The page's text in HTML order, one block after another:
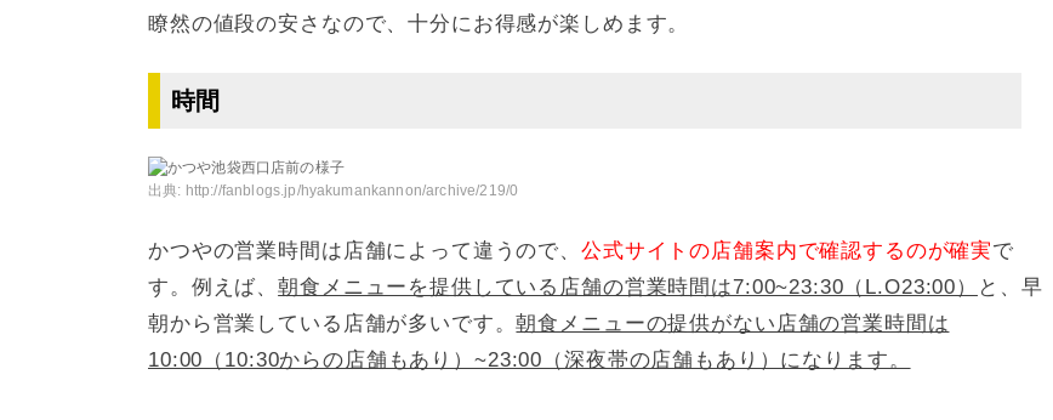
瞭然の値段の安さなので、十分にお得感が楽しめます。
時間
出典: http://fanblogs.jp/hyakumankannon/archive/219/0
かつやの営業時間は店舗によって違うので、 公式サイトの店舗案内で確認するのが確実で
す。例えば、朝食メニューを提供している店舗の営業時間は7:00~23:30（L.O23:00）
と、早
朝から営業している店舗が多いです。朝食メニューの提供がない店舗の営業時間は
10:00（10:30からの店舗もあり）~23:00（深夜帯の店舗もあり）になります。